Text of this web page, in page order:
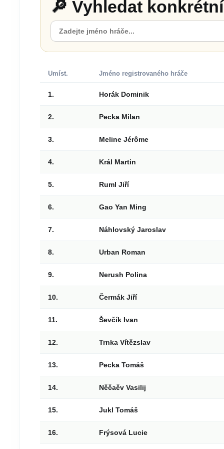
🔎 Vyhledat
Umíst. Jméno registrovaného hráče
1. Horák Dominik
2. Pecka Milan
3. Meline Jérôme
4. Král Martin
5. Ruml Jiří
6. Gao Yan Ming
7. Náhlovský Jaroslav
8. Urban Roman
9. Nerush Polina
10. Čermák Jiří
11. Ševčík Ivan
12. Trnka Vítězslav
13. Pecka Tomáš
14. Něčaěv Vasilij
15. Jukl Tomáš
16. Frýsová Lucie